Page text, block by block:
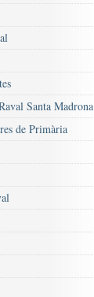
Santa Madrona
de Primària